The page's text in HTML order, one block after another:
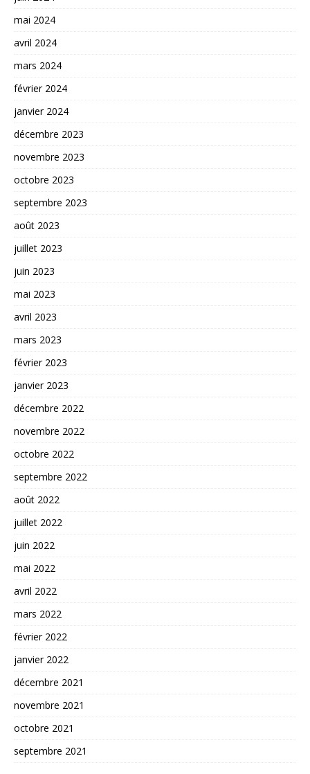
mai 2024
avril 2024
mars 2024
février 2024
janvier 2024
décembre 2023
novembre 2023
octobre 2023
septembre 2023
août 2023
juillet 2023
juin 2023
mai 2023
avril 2023
mars 2023
février 2023
janvier 2023
décembre 2022
novembre 2022
octobre 2022
septembre 2022
août 2022
juillet 2022
juin 2022
mai 2022
avril 2022
mars 2022
février 2022
janvier 2022
décembre 2021
novembre 2021
octobre 2021
septembre 2021